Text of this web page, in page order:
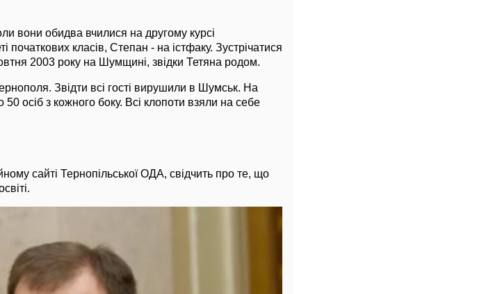
вони обидва вчилися на другому курсі
початкових класів, Степан - на істфаку. Зустрічатися
2003 року на Шумщині, звідки Тетяна родом.
Звідти всі гості вирушили в Шумськ. На
50 осіб з кожного боку. Всі клопоти взяли на себе
сайті Тернопільської ОДА, свідчить про те, що